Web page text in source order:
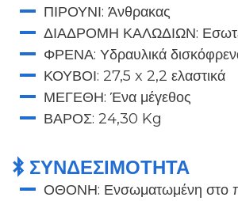
ΠΙΡΟΥΝΙ: Άνθρακας
ΔΙΑΔΡΟΜΗ ΚΑΛΩΔΙΩΝ:
ΦΡΕΝΑ: Υδραυλικά
ΚΟΥΒΟΙ: 27,5 x 2,2 ελαστικά
ΜΕΓΕΘΗ: Ένα μέγεθος
ΒΑΡΟΣ: 24,30 Kg
ΣΥΝΔΕΣΙΜΟΤΗΤΑ
ΟΘΟΝΗ: Ενσωματωμένη στο